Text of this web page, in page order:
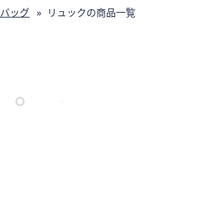
バッグ リュックの商品一覧